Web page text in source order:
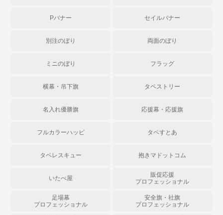
Pバナー セイルバナー
別注のぼり 両面のぼり
ミニのぼり フラッグ
横幕・吊下旗 タペストリー
名入れ優勝旗 応援幕・応援旗
フルカラーハッピ タペすとあ
タペレスキュー 抱きマドットコム
いたべ屋
販促応援
プロフェッショナル
足場幕
プロフェッショナル
安全旗・社旗
プロフェッショナル